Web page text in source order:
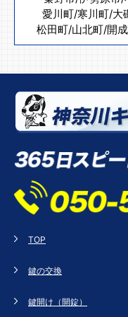
愛川町/寒川町/大
松田町/山北町/開
TOP
鍵の交換
鍵開け（開錠）